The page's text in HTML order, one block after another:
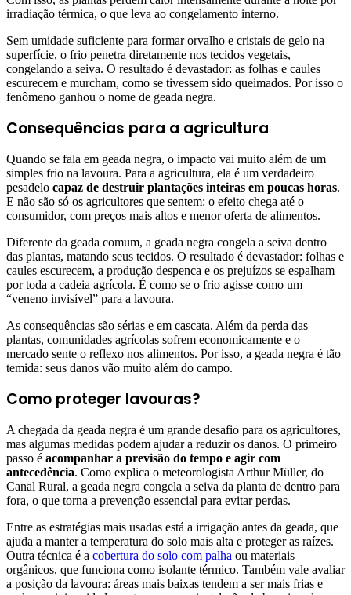
irradiação térmica, o que leva ao congelamento interno.
Sem umidade suficiente para formar orvalho e cristais de gelo na
superfície, o frio penetra diretamente nos tecidos vegetais,
congelando a seiva. O resultado é devastador: as folhas e caules
escurecem e murcham, como se tivessem sido queimados. Por isso o
fenômeno ganhou o nome de geada negra.
Consequências para a agricultura
Quando se fala em geada negra, o impacto vai muito além de um
simples frio na lavoura. Para a agricultura, ela é um verdadeiro
pesadelo capaz de destruir plantações inteiras em poucas horas.
E não são só os agricultores que sentem: o efeito chega até o
consumidor, com preços mais altos e menor oferta de alimentos.
Diferente da geada comum, a geada negra congela a seiva dentro
das plantas, matando seus tecidos. O resultado é devastador: folhas e
caules escurecem, a produção despenca e os prejuízos se espalham
por toda a cadeia agrícola. É como se o frio agisse como um
“veneno invisível” para a lavoura.
As consequências são sérias e em cascata. Além da perda das
plantas, comunidades agrícolas sofrem economicamente e o
mercado sente o reflexo nos alimentos. Por isso, a geada negra é tão
temida: seus danos vão muito além do campo.
Como proteger lavouras?
A chegada da geada negra é um grande desafio para os agricultores,
mas algumas medidas podem ajudar a reduzir os danos. O primeiro
passo é acompanhar a previsão do tempo e agir com
antecedência. Como explica o meteorologista Arthur Müller, do
Canal Rural, a geada negra congela a seiva da planta de dentro para
fora, o que torna a prevenção essencial para evitar perdas.
Entre as estratégias mais usadas está a irrigação antes da geada, que
ajuda a manter a temperatura do solo mais alta e proteger as raízes.
Outra técnica é a cobertura do solo com palha ou materiais
orgânicos, que funciona como isolante térmico. Também vale avaliar
a posição da lavoura: áreas mais baixas tendem a ser mais frias e